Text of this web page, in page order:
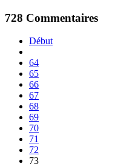
728 Commentaires
Début
64
65
66
67
68
69
70
71
72
73